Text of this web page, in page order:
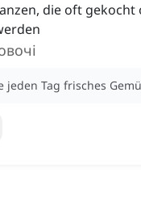
die oft gekocht
jeden Tag frisches